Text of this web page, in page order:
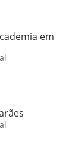
em